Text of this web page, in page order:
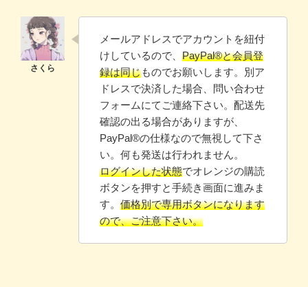
メールアドレスでアカウントを紐付
けしているので、 PayPal®と会員登
録は同じものでお願いします。別ア
ドレスで決済した場合、問い合わせ
フォームにてご連絡下さい。配送先
確認の出る場合がありますが、
PayPal®️の仕様なので無視して下さ
い。何も発送は行われません。
ログインした状態でオレンジの購読
ボタンを押すと手続き画面に進みま
す。 価格別で専用ボタンになります
ので、ご注意下さい。